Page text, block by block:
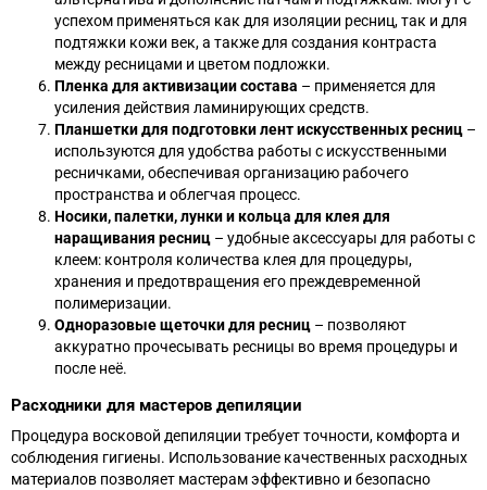
успехом применяться как для изоляции ресниц, так и для
подтяжки кожи век, а также для создания контраста
между ресницами и цветом подложки.
Пленка для активизации состава – применяется для
усиления действия ламинирующих средств.
Планшетки для подготовки лент искусственных ресниц –
используются для удобства работы с искусственными
ресничками, обеспечивая организацию рабочего
пространства и облегчая процесс.
Носики, палетки, лунки и кольца для клея для
наращивания ресниц – удобные аксессуары для работы с
клеем: контроля количества клея для процедуры,
хранения и предотвращения его преждевременной
полимеризации.
Одноразовые щеточки для ресниц – позволяют
аккуратно прочесывать ресницы во время процедуры и
после неё.
Расходники для мастеров депиляции
Процедура восковой депиляции требует точности, комфорта и
соблюдения гигиены. Использование качественных расходных
материалов позволяет мастерам эффективно и безопасно